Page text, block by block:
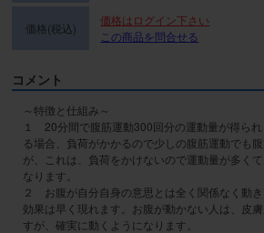
価格(税込)
価格はログイン下さい
この商品を問合せる
コメント
～特徴と仕組み～
１　20分間で腹筋運動300回分の運動量が得ら
る場合、負荷がかかるので少しの腹筋運動でも
が、これは、負荷をかけないので運動量が多く
なります。
２　お腹が自分自身の意思とは全く関係なく動
効果は早く現れます。お腹が動かない人は、皮
すが、確実に動くようになります。